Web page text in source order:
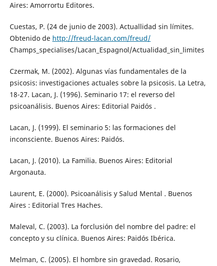
Aires: Amorrortu Editores.
Cuestas, P. (24 de junio de 2003). Actuallidad sin límites.
Obtenido de http://freud-lacan.com/freud/
Champs_specialises/Lacan_Espagnol/Actualidad_sin_limites
Czermak, M. (2002). Algunas vías fundamentales de la
psicosis: investigaciones actuales sobre la psicosis. La Letra,
18-27. Lacan, J. (1996). Seminario 17: el reverso del
psicoanálisis. Buenos Aires: Editorial Paidós .
Lacan, J. (1999). El seminario 5: las formaciones del
inconsciente. Buenos Aires: Paidós.
Lacan, J. (2010). La Familia. Buenos Aires: Editorial
Argonauta.
Laurent, E. (2000). Psicoanálisis y Salud Mental . Buenos
Aires : Editorial Tres Haches.
Maleval, C. (2003). La forclusión del nombre del padre: el
concepto y su clínica. Buenos Aires: Paidós Ibérica.
Melman, C. (2005). El hombre sin gravedad. Rosario,